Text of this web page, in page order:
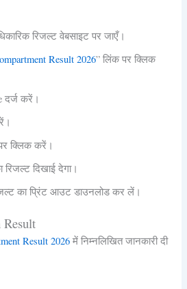
रिजल्ट वेबसाइट पर जाएँ।
Result 2026” लिंक पर क्लिक
दर्ज करें।
क्लिक करें।
दिखाई देगा।
का प्रिंट आउट डाउनलोड कर लें।
Result 2026 में निम्नलिखित जानकारी दी